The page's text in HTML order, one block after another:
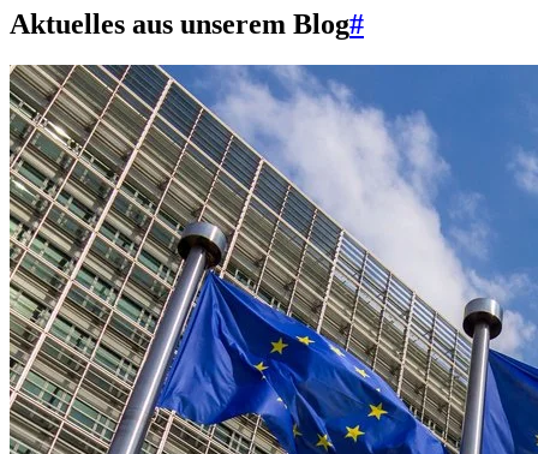
Aktuelles aus unserem Blog#